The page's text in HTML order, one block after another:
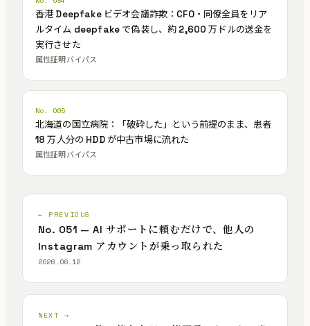
香港 Deepfake ビデオ会議詐欺：CFO・同僚全員をリア
ルタイム deepfake で偽装し、約 2,600 万ドルの送金を
実行させた
属性証明バイパス
No. 065
北海道の国立病院：「破砕した」という前提のまま、患者
18 万人分の HDD が中古市場に流れた
属性証明バイパス
← PREVIOUS
No. 051 — AI サポートに頼むだけで、他人の
Instagram アカウントが乗っ取られた
2026.06.12
NEXT →